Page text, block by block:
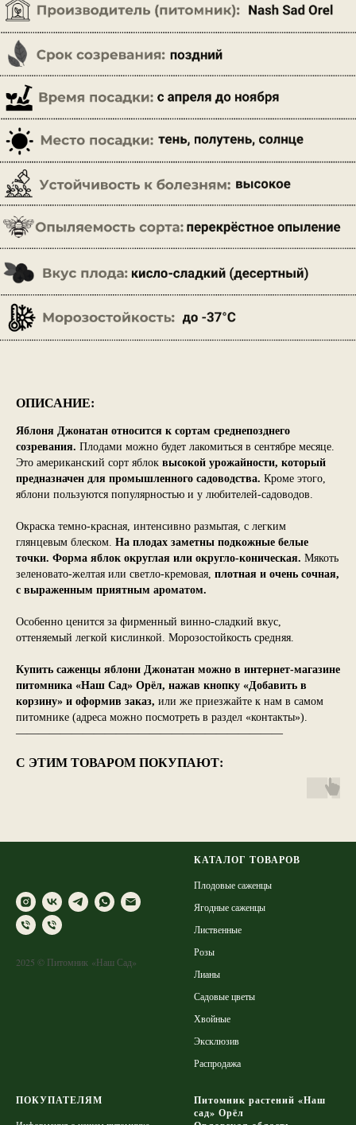
ОПИСАНИЕ:
Яблоня Джонатан относится к сортам среднепозднего
созревания. Плодами можно будет лакомиться в сентябре месяце.
Это американский сорт яблок высокой урожайности, который
предназначен для промышленного садоводства. Кроме этого,
яблони пользуются популярностью и у любителей-садоводов.
Окраска темно-красная, интенсивно размытая, с легким
глянцевым блеском. На плодах заметны подкожные белые
точки. Форма яблок округлая или округло-коническая. Мякоть
зеленовато-желтая или светло-кремовая, плотная и очень сочная,
с выраженным приятным ароматом.
Особенно ценится за фирменный винно-сладкий вкус,
оттеняемый легкой кислинкой. Морозостойкость средняя.
Купить саженцы яблони Джонатан можно в интернет-магазине
питомника «Наш Сад» Орёл, нажав кнопку «Добавить в
корзину» и оформив заказ, или же приезжайте к нам в самом
питомнике (адреса можно посмотреть в раздел «контакты»).
————————————————————————
С ЭТИМ ТОВАРОМ ПОКУПАЮТ:
2025 © Питомник «Наш Сад»
КАТАЛОГ ТОВАРОВ
Плодовые саженцы
Ягодные саженцы
Лиственные
Розы
Лианы
Садовые цветы
Хвойные
Эксклюзив
Распродажа
ПОКУПАТЕЛЯМ
Питомник растений «Наш
сад» Орёл